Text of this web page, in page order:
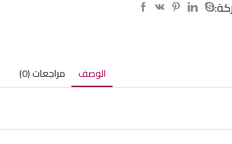
الوصف مراجعات (0)